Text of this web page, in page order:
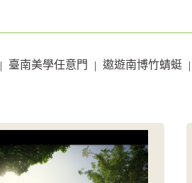
| 臺南美學任意門 | 遨遊南博竹蜻蜓 |